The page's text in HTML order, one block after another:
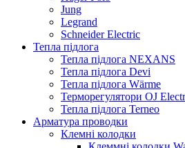
Jung
Legrand
Sсhneider Electric
Тепла підлога
Тепла підлога NEXANS
Тепла підлога Devi
Тепла підлога Wärme
Терморегулятори OJ
Тепла підлога Terneo
Арматура проводки
Клемні колодки